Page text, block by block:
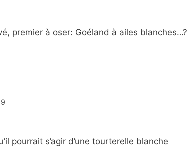
premier à oser: Goéland à ailes blanches…?
pourrait s’agir d’une tourterelle blanche